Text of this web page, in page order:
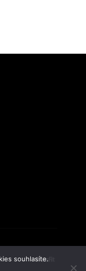
souhlasíte.